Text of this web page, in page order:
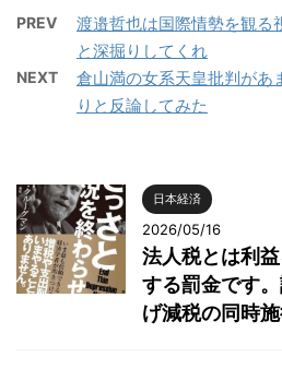
PREV
渡邉哲也は国際情勢を観る
と深掘りしてくれ
NEXT
倉山満の女系天皇批判があ
りと反論してみた
日本経済
2026/05/16
法人税とは利
する罰金です
げ減税の同時